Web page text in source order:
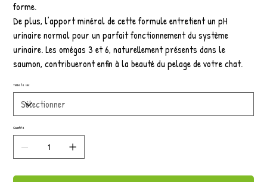
forme.
De plus, l’apport minéral de cette formule entretient un pH
urinaire normal pour un parfait fonctionnement du système
urinaire. Les omégas 3 et 6, naturellement présents dans le
saumon, contribueront enfin à la beauté du pelage de votre chat.
Taille de sac
Quantité